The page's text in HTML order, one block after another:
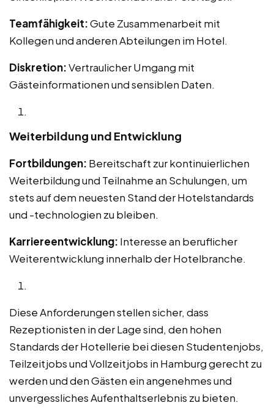
Teamfähigkeit:Gute Zusammenarbeit mit
Kollegen und anderen Abteilungen im Hotel.
Diskretion:Vertraulicher Umgang mit
Gästeinformationen und sensiblen Daten.
Weiterbildung und Entwicklung
Fortbildungen: Bereitschaft zur kontinuierlichen
Weiterbildung und Teilnahme an Schulungen, um
stets auf dem neuesten Stand der Hotelstandards
und -technologien zu bleiben.
Karriereentwicklung: Interesse an beruflicher
Weiterentwicklung innerhalb der Hotelbranche.
Diese Anforderungen stellen sicher, dass
Rezeptionisten in der Lage sind, den hohen
Standards der Hotellerie bei diesen Studentenjobs,
Teilzeitjobs und Vollzeitjobs in Hamburg gerecht zu
werden und den Gästen ein angenehmes und
unvergessliches Aufenthaltserlebnis zu bieten.